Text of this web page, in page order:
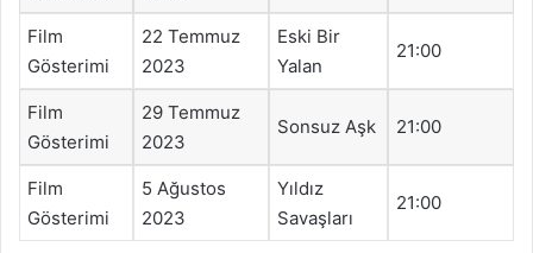
Film
Gösterimi
22 Temmuz
2023
Eski Bir
Yalan
21:00
Film
Gösterimi
29 Temmuz
2023
Sonsuz Aşk 21:00
Film
Gösterimi
5 Ağustos
2023
Yıldız
Savaşları
21:00